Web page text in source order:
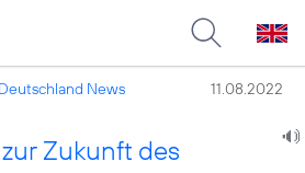
News 11.08.2022
Zukunft des